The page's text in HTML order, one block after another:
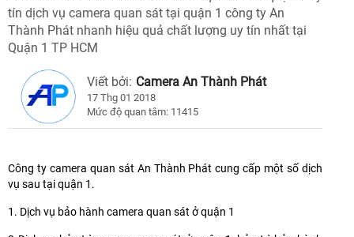
tín dịch vụ camera quan sát tại quận 1 công ty An
Thành Phát nhanh hiệu quả chất lượng uy tín nhất tại
Quận 1 TP HCM
Viết bởi: Camera An Thành Phát
17 Thg 01 2018
Mức độ quan tâm: 11415
Công ty camera quan sát An Thành Phát cung cấp một số dịch
vụ sau tại quận 1.
1. Dịch vụ bảo hành camera quan sát ở quận 1